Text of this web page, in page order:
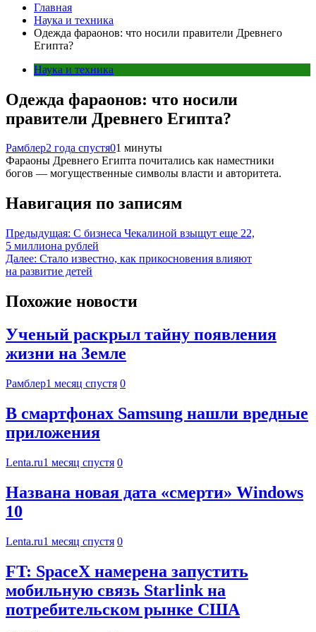
Главная
Наука и техника
Одежда фараонов: что носили правители Древнего
Египта?
Наука и техника
Одежда фараонов: что носили
правители Древнего Египта?
Рамблер2 года спустя01 минуты
Фараоны Древнего Египта почитались как наместники
богов — могущественные символы власти и авторитета.
Навигация по записям
Предыдущая: С бизнеса Чекалиной взыщут еще 22,
5 миллиона рублей
Далее: Стало известно, как прикосновения влияют
на развитие детей
Похожие новости
Ученый раскрыл тайну появления
жизни на Земле
Рамблер1 месяц спустя 0
В смартфонах Samsung нашли вредные
приложения
Lenta.ru1 месяц спустя 0
Названа новая дата «смерти» Windows
10
Lenta.ru1 месяц спустя 0
FT: SpaceX намерена запустить
мобильную связь Starlink на
потребительском рынке США